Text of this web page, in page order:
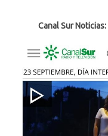
Canal Sur Noticias: